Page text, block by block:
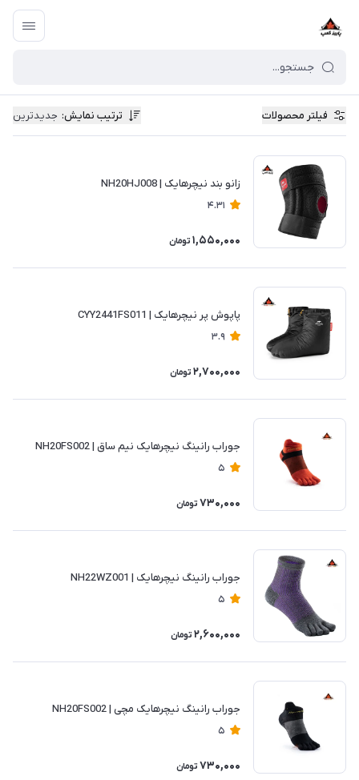
فیلتر محصولات ترتیب نمایش: جدیدترین
زانو بند نیچرهایک | NH20HJ008
4.31
1,550,000 تومان
پاپوش پر نیچرهایک | CYY2441FS011
3.9
2,700,000 تومان
جوراب رانینگ نیچرهایک نیم ساق | NH20FS002
5
730,000 تومان
جوراب رانینگ نیچرهایک | NH22WZ001
5
2,600,000 تومان
جوراب رانینگ نیچرهایک مچی | NH20FS002
5
730,000 تومان